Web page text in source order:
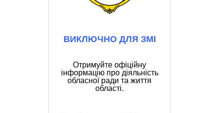
ВИКЛЮЧНО ДЛЯ ЗМІ
Отримуйте офіційну
інформацію про діяльність
обласної ради та життя
області.